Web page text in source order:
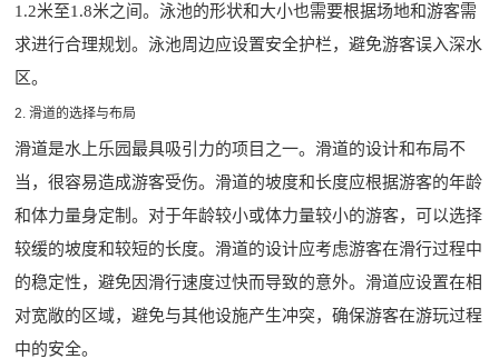
1.2米至1.8米之间。泳池的形状和大小也需要根据场地和游客需
求进行合理规划。泳池周边应设置安全护栏，避免游客误入深水
区。
2. 滑道的选择与布局
滑道是水上乐园最具吸引力的项目之一。滑道的设计和布局不
当，很容易造成游客受伤。滑道的坡度和长度应根据游客的年龄
和体力量身定制。对于年龄较小或体力量较小的游客，可以选择
较缓的坡度和较短的长度。滑道的设计应考虑游客在滑行过程中
的稳定性，避免因滑行速度过快而导致的意外。滑道应设置在相
对宽敞的区域，避免与其他设施产生冲突，确保游客在游玩过程
中的安全。